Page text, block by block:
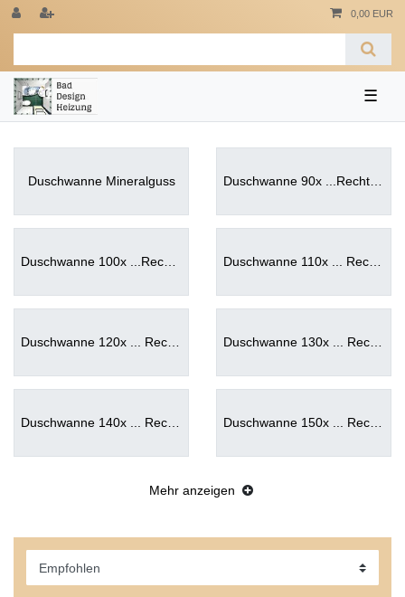
0,00 EUR
☰
Duschwanne Mineralguss Duschwanne 90x ...Rechteckduschwanne 90
Duschwanne 100x ...Rechteckduschwanne 100 Duschwanne 110x ... Rechteckduschwanne 110
Duschwanne 120x ... Rechteckduschwanne 120 Duschwanne 130x ... Rechteckduschwanne 130
Duschwanne 140x ... Rechteckduschwanne 140 Duschwanne 150x ... Rechteckduschwanne 150
Mehr anzeigen